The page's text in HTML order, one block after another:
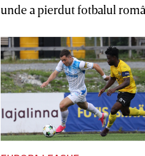
unde a pierdut fotbalul